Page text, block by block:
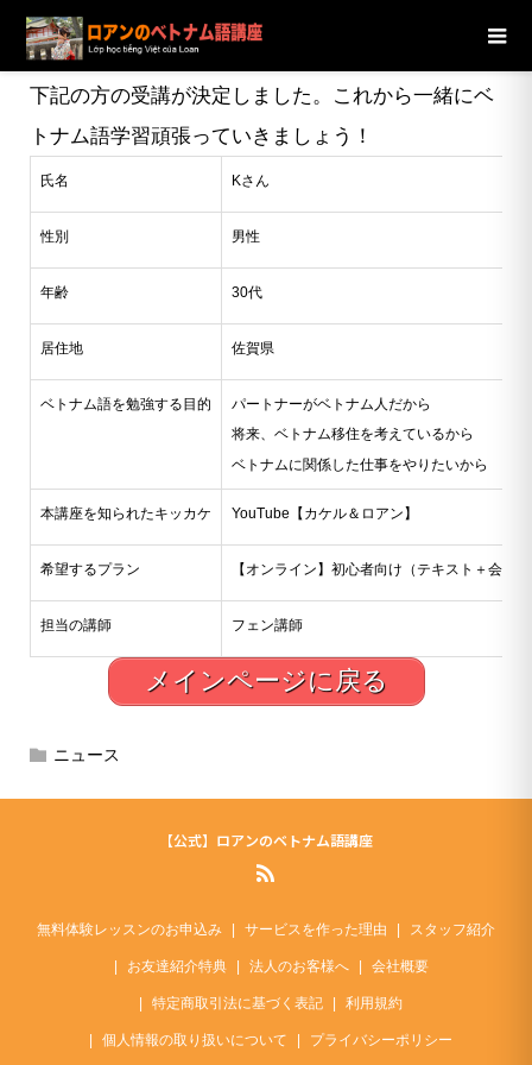
ブログ
ました
下記の方の受講が決定しました。これから一緒にベ
トナム語学習頑張っていきましょう！
氏名 Kさん
性別 男性
年齢 30代
居住地 佐賀県
ベトナム語を勉強する目的
パートナーがベトナム人だから
将来、ベトナム移住を考えているから
ベトナムに関係した仕事をやりたいから
本講座を知られたキッカケ YouTube【カケル＆ロアン】
希望するプラン 【オンライン】初心者向け（テキスト＋会話）
担当の講師 フェン講師
メインページに戻る
ニュース
【公式】ロアンのベトナム語講座
無料体験レッスンのお申込み サービスを作った理由 スタッフ紹介
お友達紹介特典 法人のお客様へ 会社概要
特定商取引法に基づく表記 利用規約
個人情報の取り扱いについて プライバシーポリシー